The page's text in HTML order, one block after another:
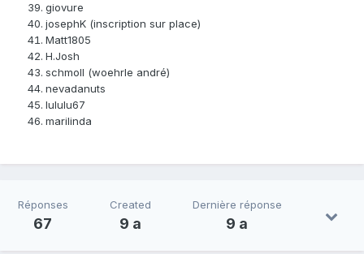
giovure
josephK (inscription sur place)
Matt1805
H.Josh
schmoll (woehrle andré)
nevadanuts
lululu67
marilinda
Réponses
67
Created
9 a
Dernière réponse
9 a